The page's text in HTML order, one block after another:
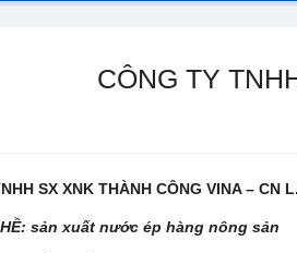
CÔNG TY
SX XNK THÀNH CÔNG VINA – CN
sản xuất nước ép hàng nông sản